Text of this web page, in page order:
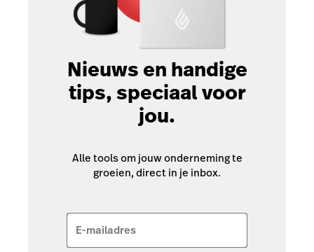
Nieuws en handige
tips, speciaal voor
jou.
Alle tools om jouw onderneming te
groeien, direct in je inbox.
E-mailadres